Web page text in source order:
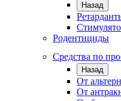
Назад
Родентициды
Средства по
Назад
От
От